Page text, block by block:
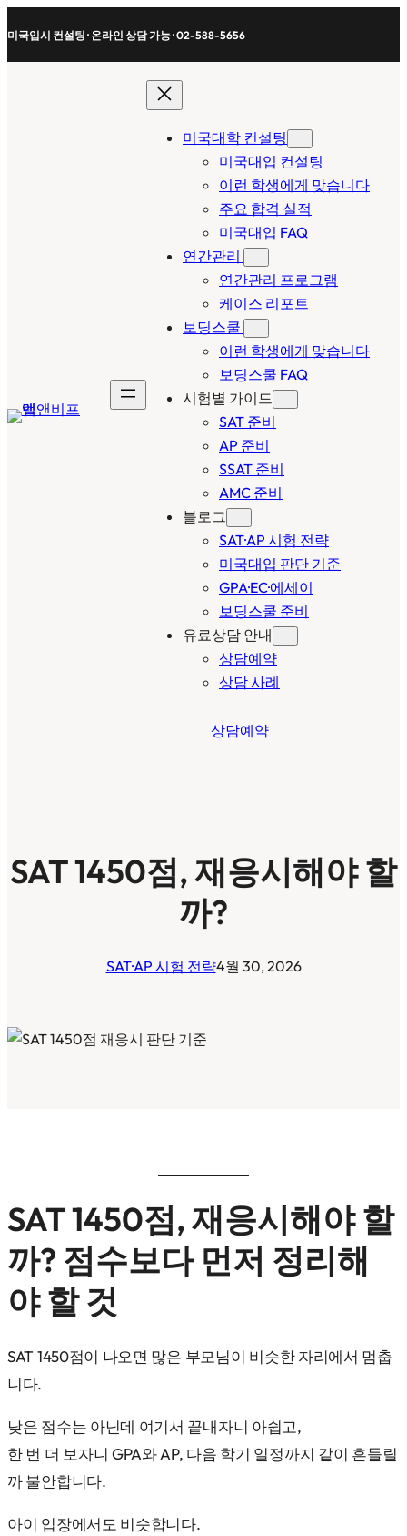
텐
츠
미국입시 컨설팅 · 온라인 상담 가능 · 02-588-5656
미국대학 컨설팅
미국대입 컨설팅
이런 학생에게 맞습니다
주요 합격 실적
미국대입 FAQ
연간관리
연간관리 프로그램
케이스 리포트
보딩스쿨
이런 학생에게 맞습니다
보딩스쿨 FAQ
시험별 가이드
SAT 준비
AP 준비
SSAT 준비
AMC 준비
블로그
SAT·AP 시험 전략
미국대입 판단 기준
GPA·EC·에세이
보딩스쿨 준비
유료상담 안내
상담예약
상담 사례
상담예약
SAT 1450점, 재응시해야 할
까?
SAT·AP 시험 전략4월 30, 2026
SAT 1450점, 재응시해야 할
까? 점수보다 먼저 정리해
야 할 것
SAT 1450점이 나오면 많은 부모님이 비슷한 자리에서 멈춥
니다.
낮은 점수는 아닌데 여기서 끝내자니 아쉽고,
한 번 더 보자니 GPA와 AP, 다음 학기 일정까지 같이 흔들릴
까 불안합니다.
아이 입장에서도 비슷합니다.